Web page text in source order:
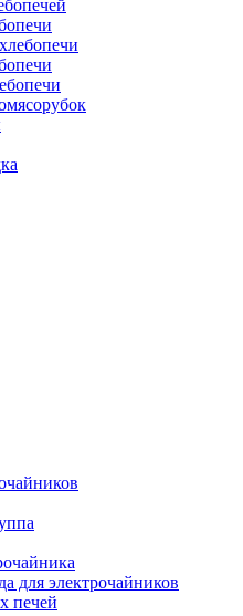
для электрочайников
печей